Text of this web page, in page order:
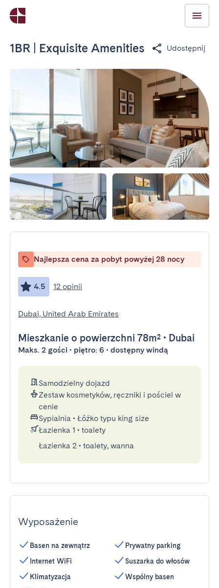
1BR | Exquisite Amenities Udostępnij
Najlepsza cena za pobyt powyżej 28 nocy
4.5 12 opinii
Dubai, United Arab Emirates
Mieszkanie o powierzchni 78m² • Dubai
Maks. 2 gości • piętro: 6 • dostępny windą
Samodzielny dojazd
Zestaw kosmetyków, ręczniki i pościel w
cenie
Sypialnia • Łóżko typu king size
Łazienka 1 • toalety
Łazienka 2 • toalety, wanna
Wyposażenie
Basen na zewnątrz
Internet WiFi
Klimatyzacja
Prywatny parking
Suszarka do włosów
Wspólny basen